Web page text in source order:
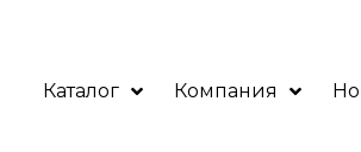
Каталог Компания